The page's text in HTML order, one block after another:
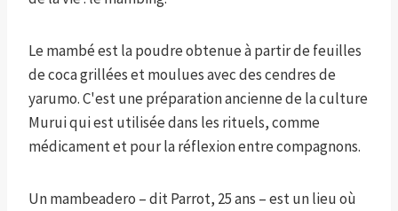
Le mambé est la poudre obtenue à partir de feuilles
de coca grillées et moulues avec des cendres de
yarumo. C'est une préparation ancienne de la culture
Murui qui est utilisée dans les rituels, comme
médicament et pour la réflexion entre compagnons.
Un mambeadero – dit Parrot, 25 ans – est un lieu où